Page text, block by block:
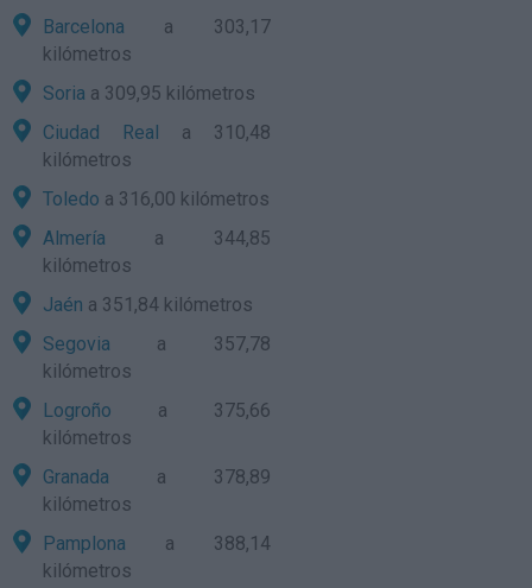
Barcelona a 303,17
kilómetros
Soria a 309,95 kilómetros
Ciudad Real a 310,48
kilómetros
Toledo a 316,00 kilómetros
Almería a 344,85
kilómetros
Jaén a 351,84 kilómetros
Segovia a 357,78
kilómetros
Logroño a 375,66
kilómetros
Granada a 378,89
kilómetros
Pamplona a 388,14
kilómetros